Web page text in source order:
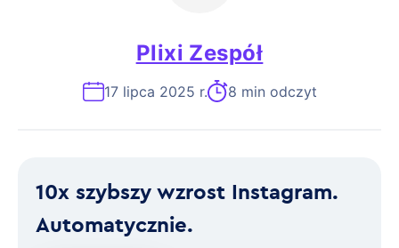
Plixi Zespół
17 lipca 2025 r. 8 min odczyt
10x szybszy wzrost Instagram.
Automatycznie.